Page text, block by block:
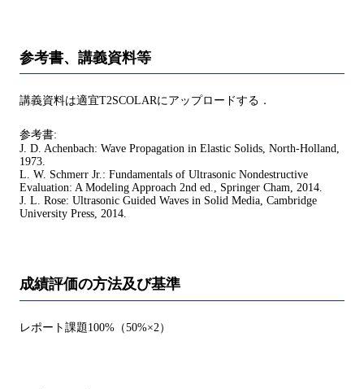
参考書、講義資料等
講義資料は適宜T2SCOLARにアップロードする．
参考書:
J. D. Achenbach: Wave Propagation in Elastic Solids, North-Holland,
1973.
L. W. Schmerr Jr.: Fundamentals of Ultrasonic Nondestructive
Evaluation: A Modeling Approach 2nd ed., Springer Cham, 2014.
J. L. Rose: Ultrasonic Guided Waves in Solid Media, Cambridge
University Press, 2014.
成績評価の方法及び基準
レポート課題100%（50%×2）